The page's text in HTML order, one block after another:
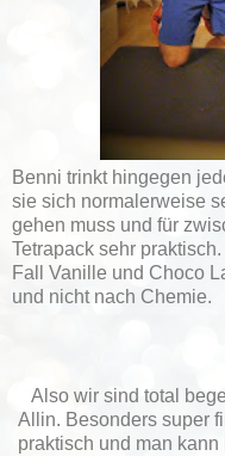
Benni trinkt hingegen
sie sich normalerweise
gehen muss und für
Tetrapack sehr
Fall Vanille und Choco
und nicht nach Chemie.
Also wir sind total
Allin. Besonders super
praktisch und man